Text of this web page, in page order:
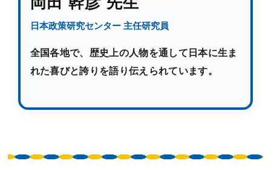
日本政策研究センター 主任研究員
全国各地で、歴史上の人物を通して日本に生ま
れた喜びと誇りを語り伝えられています。